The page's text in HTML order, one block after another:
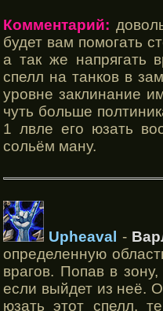
Комментарий:
будет вам помогать
а так же напрягать
спелл на танков в
уровне заклинание
чуть больше
1 лвле его юзать
сольём ману.
Upheaval -
определенную
врагов. Попав в
если выйдет из неё.
юзать этот спелл,